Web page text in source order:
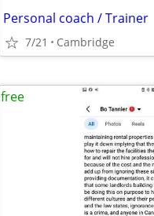
Personal coach / Trainer
7/21 Cambridge
free